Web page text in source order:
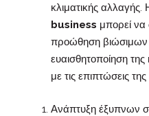
κλιματικής αλλαγής.
business μπορεί να
προώθηση βιώσιμων
ευαισθητοποίηση
με τις επιπτώσεις
Ανάπτυξη έξυπνων